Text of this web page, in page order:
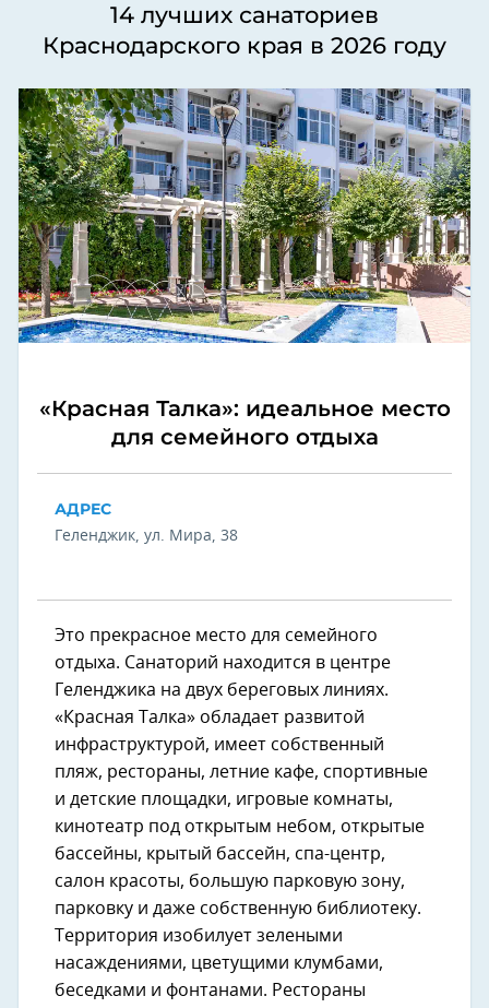
14 лучших санаториев
Краснодарского края в 2026 году
«Красная Талка»: идеальное место
для семейного отдыха
АДРЕС
Геленджик, ул. Мира, 38
Это прекрасное место для семейного
отдыха. Санаторий находится в центре
Геленджика на двух береговых линиях.
«Красная Талка» обладает развитой
инфраструктурой, имеет собственный
пляж, рестораны, летние кафе, спортивные
и детские площадки, игровые комнаты,
кинотеатр под открытым небом, открытые
бассейны, крытый бассейн, спа-центр,
салон красоты, большую парковую зону,
парковку и даже собственную библиотеку.
Территория изобилует зелеными
насаждениями, цветущими клумбами,
беседками и фонтанами. Рестораны